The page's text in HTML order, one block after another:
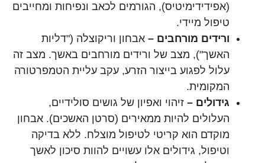
(אפידידימיטיס), הגורמים לכאב ונפיחות ומחייבים
טיפול מיידי.
ורידים מורחבים – אבחון וריקוצלה ("דליות
האשך"), מצב של ורידים מורחבים באשך. מצב זה
עלול לפגוע בייצור הזרע, עקב עליית הטמפרטורה
המקומית.
גידולים – זיהוי ואפיון של גושים סולידיים,
העלולים להיות ממאירים (סרטן האשכים). אבחון
מוקדם הוא קריטי לטיפול מוצלח. ללא בדיקה
וטיפול, גידולים אלו עשויים להוות סיכון לאשך